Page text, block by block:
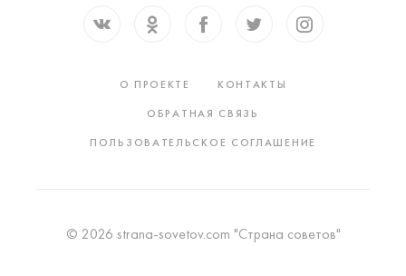
О ПРОЕКТЕ
КОНТАКТЫ
ОБРАТНАЯ СВЯЗЬ
ПОЛЬЗОВАТЕЛЬСКОЕ СОГЛАШЕНИЕ
© 2026 strana-sovetov.com "Страна советов"